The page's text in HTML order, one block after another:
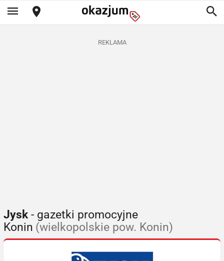
REKLAMA
Jysk- gazetki promocyjne
Konin (wielkopolskie pow. Konin)